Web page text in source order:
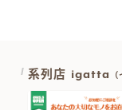
系列店 igatta